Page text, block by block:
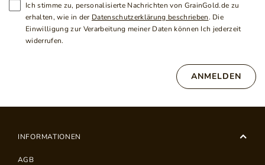
Ich stimme zu, personalisierte Nachrichten von GrainGold.de zu
erhalten, wie in der Datenschutzerklärung beschrieben. Die
Einwilligung zur Verarbeitung meiner Daten können Ich jederzeit
widerrufen.
ANMELDEN
INFORMATIONEN
AGB